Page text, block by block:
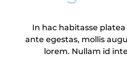
In hac habitasse
ante egestas, mollis
lorem. Nullam id